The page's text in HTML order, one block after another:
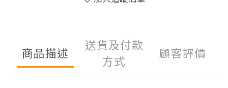
商品描述
送貨及付款
方式
顧客評價